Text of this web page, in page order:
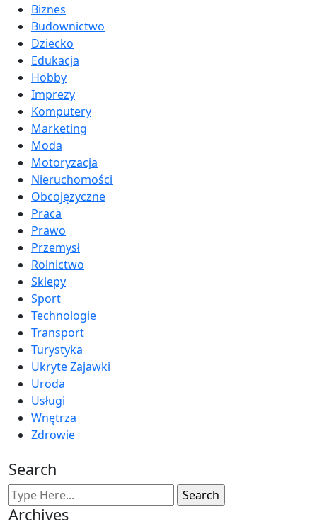
Biznes
Budownictwo
Dziecko
Edukacja
Hobby
Imprezy
Komputery
Marketing
Moda
Motoryzacja
Nieruchomości
Obcojęzyczne
Praca
Prawo
Przemysł
Rolnictwo
Sklepy
Sport
Technologie
Transport
Turystyka
Ukryte Zajawki
Uroda
Usługi
Wnętrza
Zdrowie
Search
Archives